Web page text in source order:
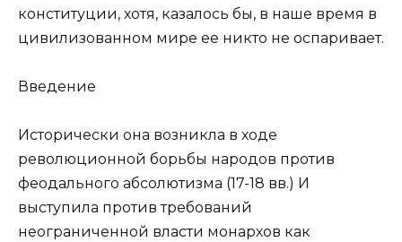
конституции, хотя, казалось бы, в наше время в
цивилизованном мире ее никто не оспаривает.
Введение
Исторически она возникла в ходе
революционной борьбы народов против
феодального абсолютизма (17-18 вв.) И
выступила против требований
неограниченной власти монархов как